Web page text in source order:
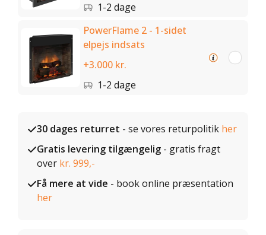
1-2 dage
PowerFlame 2 - 1-sidet
elpejs indsats
+3.000 kr.
1-2 dage
30 dages returret - se vores returpolitik her
Gratis levering tilgængelig - gratis fragt
over kr. 999,-
Få mere at vide - book online præsentation
her